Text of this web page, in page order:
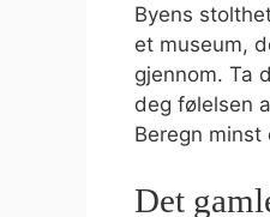
Byens
et museum,
gjennom. Ta
deg følelsen
Beregn minst
Det